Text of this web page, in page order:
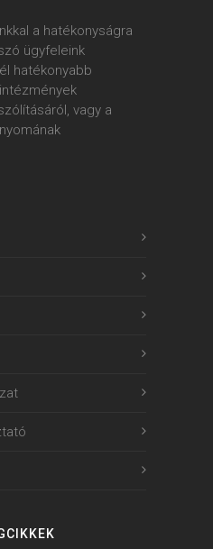
a hatékonyságra
ügyfeleink
hatékonyabb
vagy a